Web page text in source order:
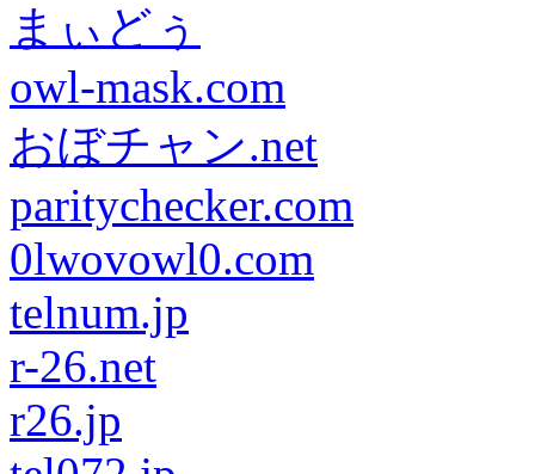
まぃどぅ
owl-mask.com
おぼチャン.net
paritychecker.com
0lwovowl0.com
telnum.jp
r-26.net
r26.jp